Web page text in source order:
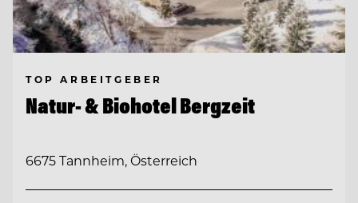
TOP ARBEITGEBER
Natur- & Biohotel Bergzeit
6675 Tannheim, Österreich